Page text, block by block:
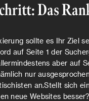
Das
sollte es Ihr Ziel
auf Seite 1 der
aber auf
nur
an.Stellt sich
neue Websites besser?